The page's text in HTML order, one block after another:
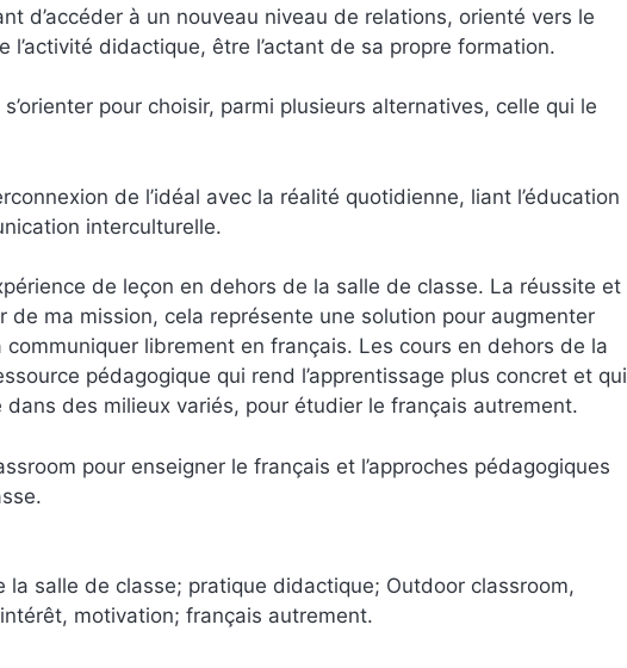
d’accéder à un nouveau niveau de relations, orienté vers le
didactique, être l’actant de sa propre formation.
pour choisir, parmi plusieurs alternatives, celle qui le
de l’idéal avec la réalité quotidienne, liant l’éducation
interculturelle.
de leçon en dehors de la salle de classe. La réussite et
ma mission, cela représente une solution pour augmenter
librement en français. Les cours en dehors de la
pédagogique qui rend l’apprentissage plus concret et qui
des milieux variés, pour étudier le français autrement.
pour enseigner le français et l’approches pédagogiques
salle de classe; pratique didactique; Outdoor classroom,
motivation; français autrement.